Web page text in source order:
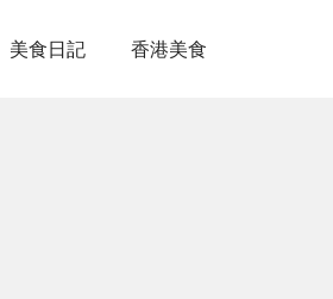
美食日記 香港美食